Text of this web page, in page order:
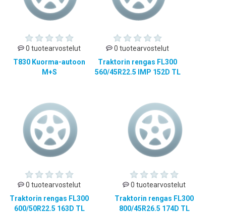
0 tuotearvostelut
T830 Kuorma-autoon
M+S
0 tuotearvostelut
Traktorin rengas FL300
560/45R22.5 IMP 152D TL
0 tuotearvostelut
Traktorin rengas FL300
600/50R22.5 163D TL
0 tuotearvostelut
Traktorin rengas FL300
800/45R26.5 174D TL